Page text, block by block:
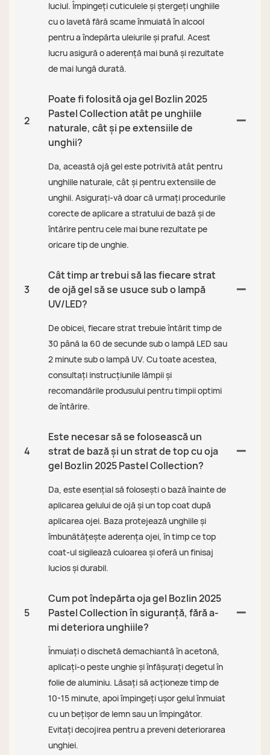
luciul. Împingeți cuticulele și ștergeți unghiile
cu o lavetă fără scame înmuiată în alcool
pentru a îndepărta uleiurile și praful. Acest
lucru asigură o aderență mai bună și rezultate
de mai lungă durată.
2
Poate fi folosită oja gel Bozlin 2025
Pastel Collection atât pe unghiile
naturale, cât și pe extensiile de
unghii?
Da, această ojă gel este potrivită atât pentru
unghiile naturale, cât și pentru extensiile de
unghii. Asigurați-vă doar că urmați procedurile
corecte de aplicare a stratului de bază și de
întărire pentru cele mai bune rezultate pe
oricare tip de unghie.
3
Cât timp ar trebui să las fiecare strat
de ojă gel să se usuce sub o lampă
UV/LED?
De obicei, fiecare strat trebuie întărit timp de
30 până la 60 de secunde sub o lampă LED sau
2 minute sub o lampă UV. Cu toate acestea,
consultați instrucțiunile lămpii și
recomandările produsului pentru timpii optimi
de întărire.
4
Este necesar să se folosească un
strat de bază și un strat de top cu oja
gel Bozlin 2025 Pastel Collection?
Da, este esențial să folosești o bază înainte de
aplicarea gelului de ojă și un top coat după
aplicarea ojei. Baza protejează unghiile și
îmbunătățește aderența ojei, în timp ce top
coat-ul sigilează culoarea și oferă un finisaj
lucios și durabil.
5
Cum pot îndepărta oja gel Bozlin 2025
Pastel Collection în siguranță, fără a-
mi deteriora unghiile?
Înmuiați o dischetă demachiantă în acetonă,
aplicați-o peste unghie și înfășurați degetul în
folie de aluminiu. Lăsați să acționeze timp de
10-15 minute, apoi împingeți ușor gelul înmuiat
cu un bețișor de lemn sau un împingător.
Evitați decojirea pentru a preveni deteriorarea
unghiei.